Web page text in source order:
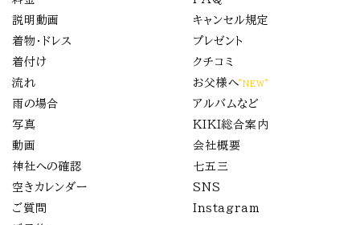
説明動画
着物・ドレス
着付け
流れ
雨の場合
写真
動画
神社への確認
空きカレンダー
ご質問
キャンセル規定
プレゼント
クチコミ
お父様へ”NEW”
アルバムなど
KIKI総合案内
会社概要
七五三
SNS
Instagram